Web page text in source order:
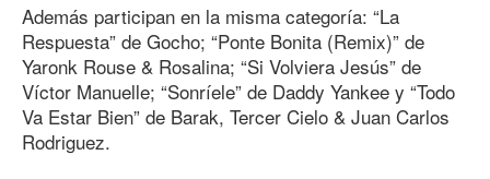
Además participan en la misma categoría: “La
Respuesta” de Gocho; “Ponte Bonita (Remix)” de
Yaronk Rouse & Rosalina; “Si Volviera Jesús” de
Víctor Manuelle; “Sonríele” de Daddy Yankee y “Todo
Va Estar Bien” de Barak, Tercer Cielo & Juan Carlos
Rodriguez.